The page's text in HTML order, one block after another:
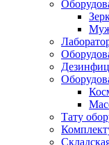
Тату